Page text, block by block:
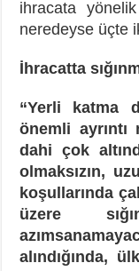
ihracata
neredeyse üçte
İhracatta
“Yerli katma
önemli
dahi çok
olmaksızın,
koşullarında
üzere
alındığında,